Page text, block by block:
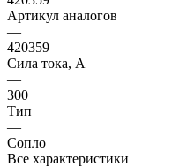
Артикул аналогов
—
420359
Сила тока, А
—
300
Тип
—
Сопло
Все характеристики